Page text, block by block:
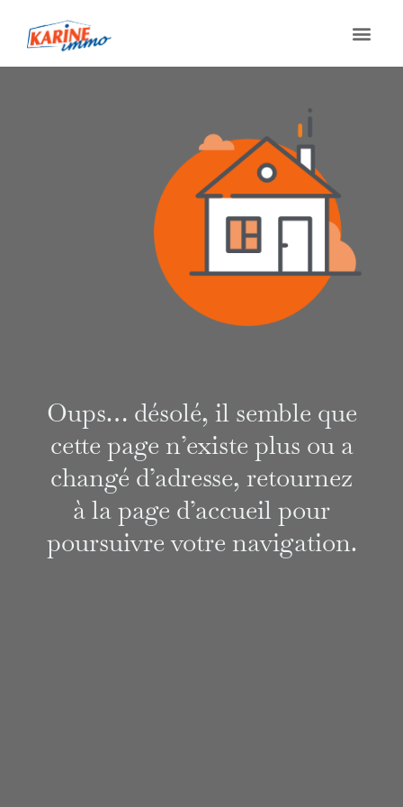
Oups… désolé, il semble que
cette page n’existe plus ou a
changé d’adresse, retournez
à la page d’accueil pour
poursuivre votre navigation.